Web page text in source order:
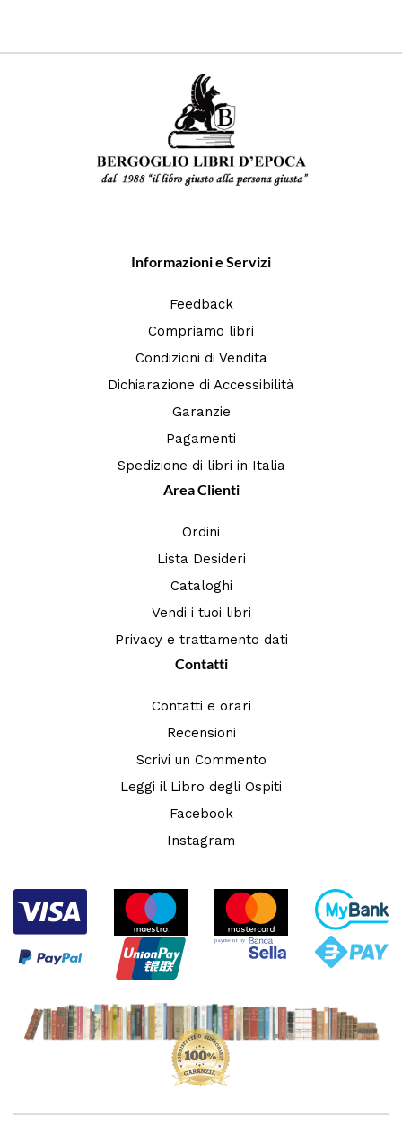
Informazioni e Servizi
Feedback
Compriamo libri
Condizioni di Vendita
Dichiarazione di Accessibilità
Garanzie
Pagamenti
Spedizione di libri in Italia
Area Clienti
Ordini
Lista Desideri
Cataloghi
Vendi i tuoi libri
Privacy e trattamento dati
Contatti
Contatti e orari
Recensioni
Scrivi un Commento
Leggi il Libro degli Ospiti
Facebook
Instagram